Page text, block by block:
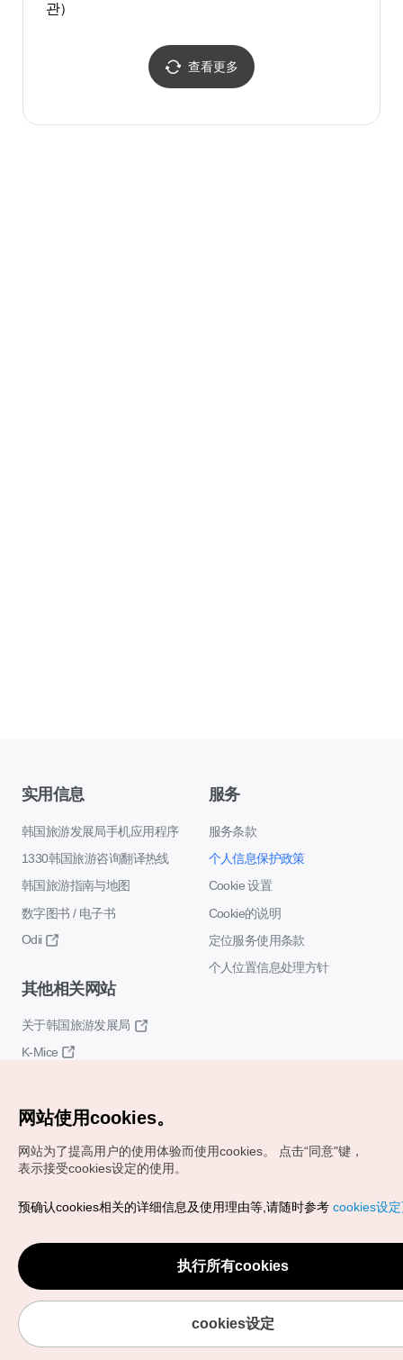
관）
查看更多
实用信息
韩国旅游发展局手机应用程序
1330韩国旅游咨询翻译热线
韩国旅游指南与地图
数字图书 / 电子书
Odii
服务
服务条款
个人信息保护政策
Cookie 设置
Cookie的说明
定位服务使用条款
个人位置信息处理方针
其他相关网站
关于韩国旅游发展局
K-Mice
Copyrights (c) 韩国旅游发展局版权所有
VISITKOREA官方邮箱
chnsim@knto.or.kr
网站使用cookies。
网站为了提高用户的使用体验而使用cookies。
点击“同意"键，
表示接受cookies设定的使用。
预确认cookies相关的详细信息及使用理由等,请随时参考 cookies设
执行所有cookies
cookies设定